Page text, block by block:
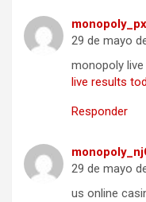
29 de mayo
monopoly
live results
Responder
29 de mayo
us online